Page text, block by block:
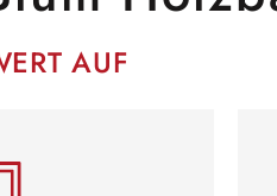
AUF